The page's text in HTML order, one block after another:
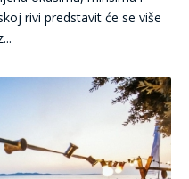
rivi predstavit će se više